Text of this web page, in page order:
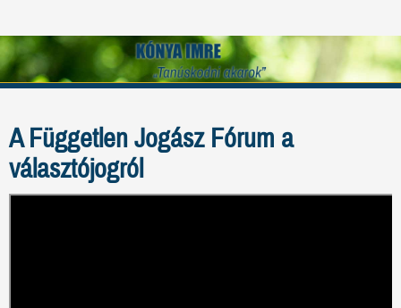
A Független Jogász Fórum a
választójogról